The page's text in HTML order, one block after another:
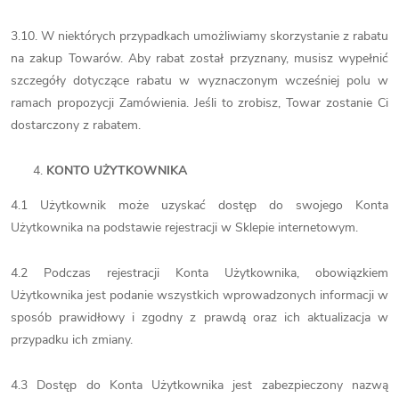
3.10. W niektórych przypadkach umożliwiamy skorzystanie z rabatu
na zakup Towarów. Aby rabat został przyznany, musisz wypełnić
szczegóły dotyczące rabatu w wyznaczonym wcześniej polu w
ramach propozycji Zamówienia. Jeśli to zrobisz, Towar zostanie Ci
dostarczony z rabatem.
KONTO UŻYTKOWNIKA
4.1 Użytkownik może uzyskać dostęp do swojego Konta
Użytkownika na podstawie rejestracji w Sklepie internetowym.
4.2 Podczas rejestracji Konta Użytkownika, obowiązkiem
Użytkownika jest podanie wszystkich wprowadzonych informacji w
sposób prawidłowy i zgodny z prawdą oraz ich aktualizacja w
przypadku ich zmiany.
4.3 Dostęp do Konta Użytkownika jest zabezpieczony nazwą